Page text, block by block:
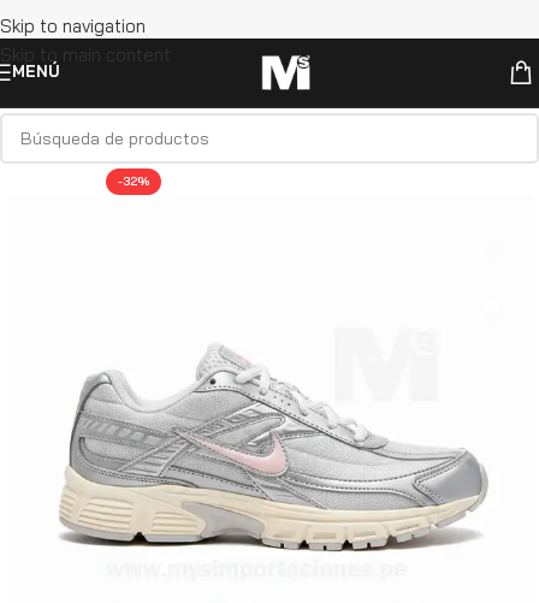
Skip to navigation
Skip to main content
MENÚ
-32%